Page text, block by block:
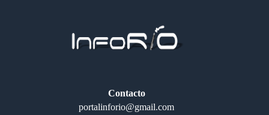
Contacto
portalinforio@gmail.com